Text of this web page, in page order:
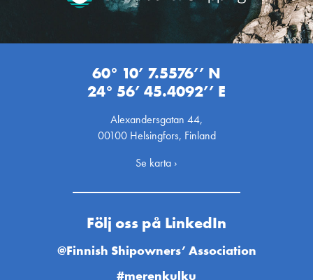
60° 10’ 7.5576’’ N
24° 56’ 45.4092’’ E
Alexandersgatan 44,
00100 Helsingfors, Finland
Se karta ›
Följ oss på LinkedIn
@Finnish Shipowners’ Association
#merenkulku